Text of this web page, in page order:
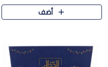
حلويات المولد المصرية الأصلية
الشرقية. تحتوي ال..
أضف